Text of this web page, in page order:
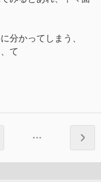
分かってしまう、
て